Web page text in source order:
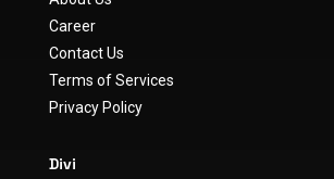
Career
Contact Us
Terms of Services
Privacy Policy
Divi